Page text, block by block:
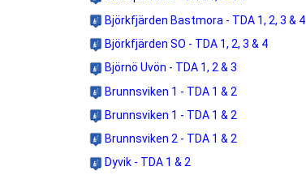
Björkfjärden Bastmora - TDA 1, 2, 3 & 4
Björkfjärden SO - TDA 1, 2, 3 & 4
Björnö Uvön - TDA 1, 2 & 3
Brunnsviken 1 - TDA 1 & 2
Brunnsviken 1 - TDA 1 & 2
Brunnsviken 2 - TDA 1 & 2
Dyvik - TDA 1 & 2